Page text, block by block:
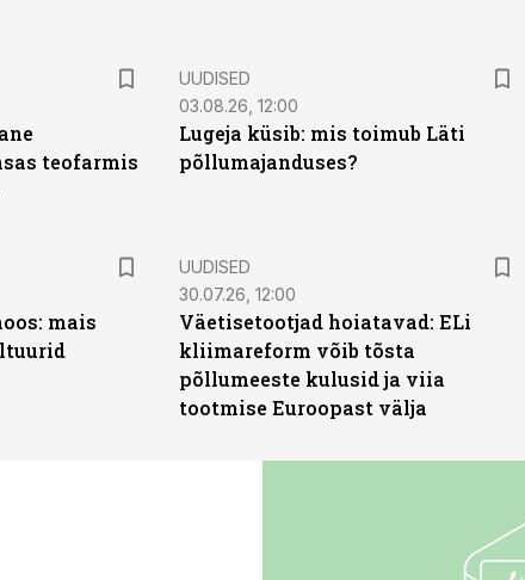
teofarmis
UUDISED
03.08.26, 12:00
Lugeja küsib: mis toimub Läti
põllumajanduses?
mais
UUDISED
30.07.26, 12:00
Väetisetootjad hoiatavad: ELi
kliimareform võib tõsta
põllumeeste kulusid ja viia
tootmise Euroopast välja